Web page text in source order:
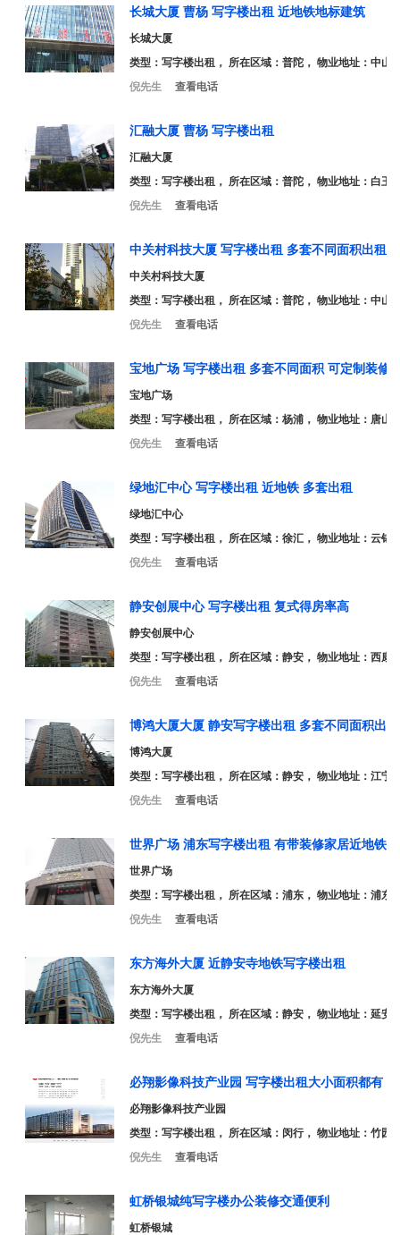
长城大厦 曹杨 写字楼出租 近地铁地标建筑
长城大厦
类型： 写字楼出租 ， 所在区域：普陀， 物业地址：中山
倪先生
查看电话
汇融大厦 曹杨 写字楼出租
汇融大厦
类型： 写字楼出租 ， 所在区域：普陀， 物业地址：白玉
倪先生
查看电话
中关村科技大厦 写字楼出租 多套不同面积出租
中关村科技大厦
类型： 写字楼出租 ， 所在区域：普陀， 物业地址：中山
倪先生
查看电话
宝地广场 写字楼出租 多套不同面积 可定制装修
宝地广场
类型： 写字楼出租 ， 所在区域：杨浦， 物业地址：唐山
倪先生
查看电话
绿地汇中心 写字楼出租 近地铁 多套出租
绿地汇中心
类型： 写字楼出租 ， 所在区域：徐汇， 物业地址：云锦
倪先生
查看电话
静安创展中心 写字楼出租 复式得房率高
静安创展中心
类型： 写字楼出租 ， 所在区域：静安， 物业地址：西康
倪先生
查看电话
博鸿大厦大厦 静安写字楼出租 多套不同面积出租
博鸿大厦
类型： 写字楼出租 ， 所在区域：静安， 物业地址：江宁
倪先生
查看电话
世界广场 浦东写字楼出租 有带装修家居近地铁
世界广场
类型： 写字楼出租 ， 所在区域：浦东， 物业地址：浦东
倪先生
查看电话
东方海外大厦 近静安寺地铁写字楼出租
东方海外大厦
类型： 写字楼出租 ， 所在区域：静安， 物业地址：延安
倪先生
查看电话
必翔影像科技产业园 写字楼出租大小面积都有
必翔影像科技产业园
类型： 写字楼出租 ， 所在区域：闵行， 物业地址：竹园
倪先生
查看电话
虹桥银城纯写字楼办公装修交通便利
虹桥银城